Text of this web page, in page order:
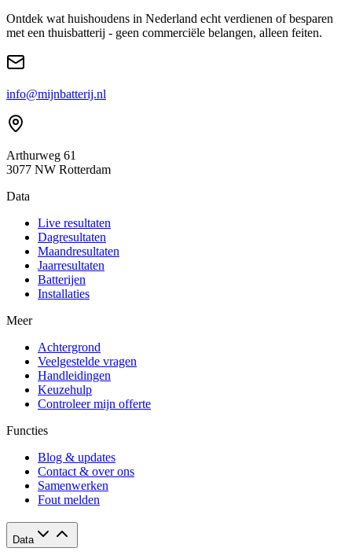
Ontdek wat huishoudens in Nederland echt verdienen of besparen
met een thuisbatterij - geen commerciële belangen, alleen feiten.
info@mijnbatterij.nl
Arthurweg 61
3077 NW Rotterdam
Data
Live resultaten
Dagresultaten
Maandresultaten
Jaarresultaten
Batterijen
Installaties
Meer
Achtergrond
Veelgestelde vragen
Handleidingen
Keuzehulp
Controleer mijn offerte
Functies
Blog & updates
Contact & over ons
Samenwerken
Fout melden
Data